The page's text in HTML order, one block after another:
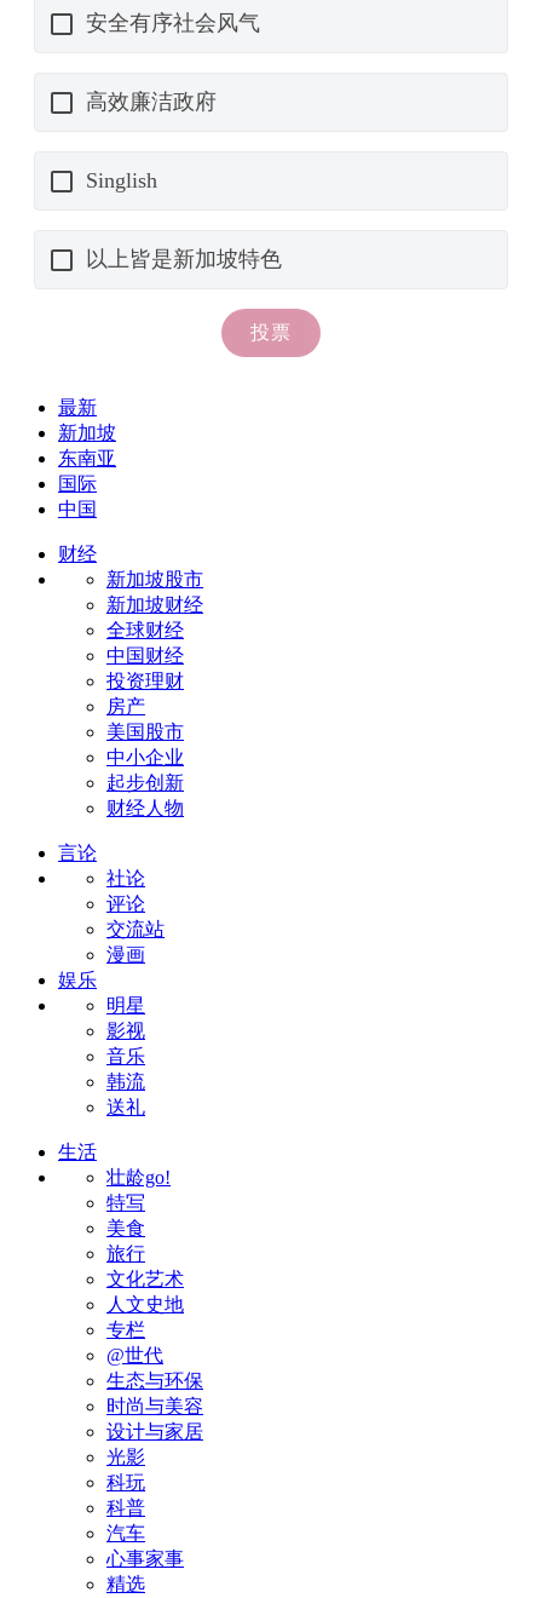
最新
新加坡
东南亚
国际
中国
财经
新加坡股市
新加坡财经
全球财经
中国财经
投资理财
房产
美国股市
中小企业
起步创新
财经人物
言论
社论
评论
交流站
漫画
娱乐
明星
影视
音乐
韩流
送礼
生活
壮龄go!
特写
美食
旅行
文化艺术
人文史地
专栏
@世代
生态与环保
时尚与美容
设计与家居
光影
科玩
科普
汽车
心事家事
精选